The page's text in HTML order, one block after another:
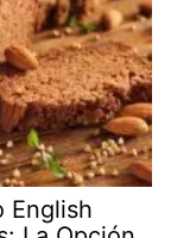
English